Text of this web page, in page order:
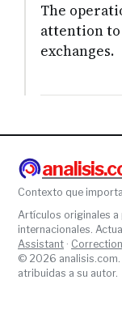
The
attention
exchanges.
Contexto que
Artículos originales
internacionales.
Assistant ·
© 2026 analisis.com.
atribuidas a su autor.